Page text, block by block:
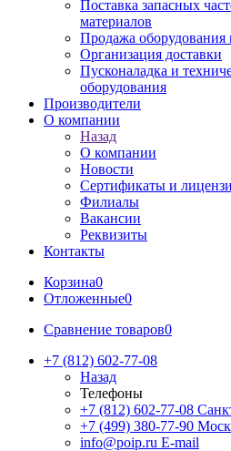
Поставка запасных
материалов
Продажа оборудования
Организация доставки
Пусконаладка и
оборудования
Производители
О компании
Назад
О компании
Новости
Сертификаты и
Филиалы
Вакансии
Реквизиты
Контакты
Корзина0
Отложенные0
Сравнение товаров0
+7 (812) 602-77-08
Назад
Телефоны
+7 (812) 602-77-08
+7 (499) 380-77-90
info@poip.ru E-mail